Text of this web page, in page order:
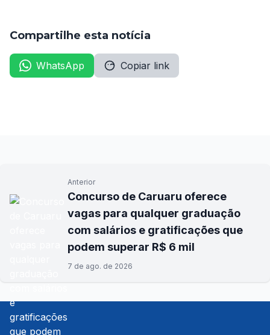
Compartilhe esta notícia
WhatsApp Copiar link
Anterior
Concurso de Caruaru oferece
vagas para qualquer graduação
com salários e gratificações que
podem superar R$ 6 mil
7 de ago. de 2026